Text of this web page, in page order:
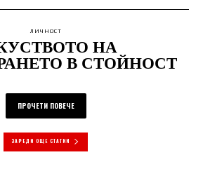
ЛИЧНОСТ
НА
В СТОЙНОСТ
ПРОЧЕТИ ПОВЕЧЕ
ЗАРЕДИ ОЩЕ СТАТИИ